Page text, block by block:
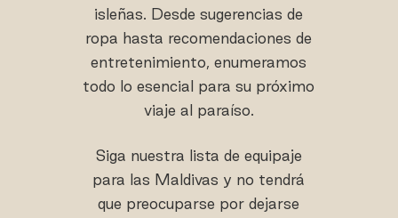
isleñas. Desde sugerencias de
ropa hasta recomendaciones de
entretenimiento, enumeramos
todo lo esencial para su próximo
viaje al paraíso.
Siga nuestra lista de equipaje
para las Maldivas y no tendrá
que preocuparse por dejarse